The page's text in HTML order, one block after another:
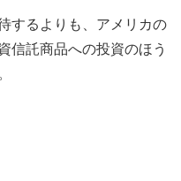
するよりも、アメリカの
信託商品への投資のほう